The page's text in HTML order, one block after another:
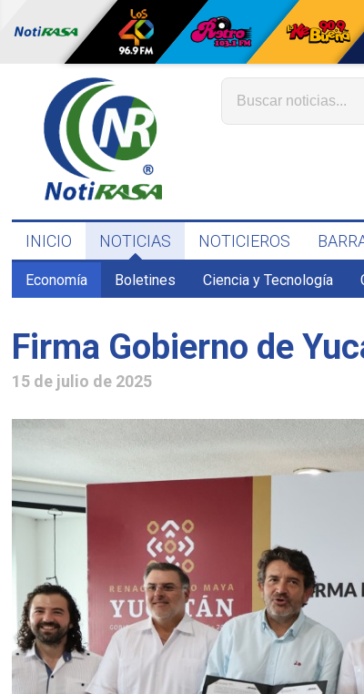
INICIO NOTICIAS NOTICIEROS
Economía Boletines Ciencia y Tecnología
Firma Gobierno de
15 de julio de 2025